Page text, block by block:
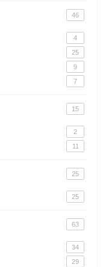
46
4
25
9
7
15
2
11
25
25
63
34
29